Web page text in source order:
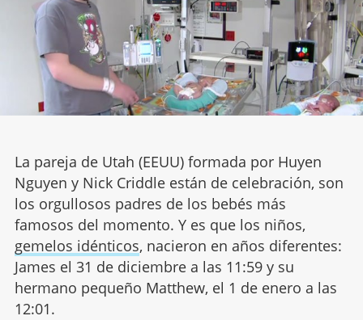
La pareja de Utah (EEUU) formada por Huyen
Nguyen y Nick Criddle están de celebración, son
los orgullosos padres de los bebés más
famosos del momento. Y es que los niños,
gemelos idénticos, nacieron en años diferentes:
James el 31 de diciembre a las 11:59 y su
hermano pequeño Matthew, el 1 de enero a las
12:01.